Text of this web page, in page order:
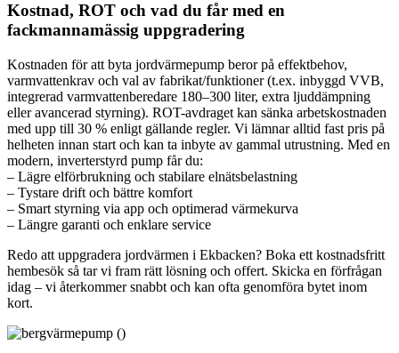
Kostnad, ROT och vad du får med en
fackmannamässig uppgradering
Kostnaden för att byta jordvärmepump beror på effektbehov,
varmvattenkrav och val av fabrikat/funktioner (t.ex. inbyggd VVB,
integrerad varmvattenberedare 180–300 liter, extra ljuddämpning
eller avancerad styrning). ROT-avdraget kan sänka arbetskostnaden
med upp till 30 % enligt gällande regler. Vi lämnar alltid fast pris på
helheten innan start och kan ta inbyte av gammal utrustning. Med en
modern, inverterstyrd pump får du:
– Lägre elförbrukning och stabilare elnätsbelastning
– Tystare drift och bättre komfort
– Smart styrning via app och optimerad värmekurva
– Längre garanti och enklare service
Redo att uppgradera jordvärmen i Ekbacken? Boka ett kostnadsfritt
hembesök så tar vi fram rätt lösning och offert. Skicka en förfrågan
idag – vi återkommer snabbt och kan ofta genomföra bytet inom
kort.